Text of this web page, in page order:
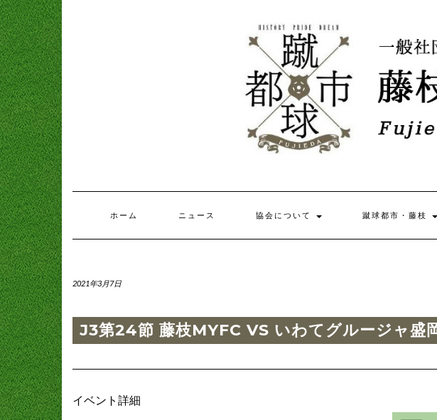
ホーム ニュース 協会について 蹴球都市・藤枝
2021年3月7日
J3第24節 藤枝MYFC VS いわてグルージャ盛
イベント詳細